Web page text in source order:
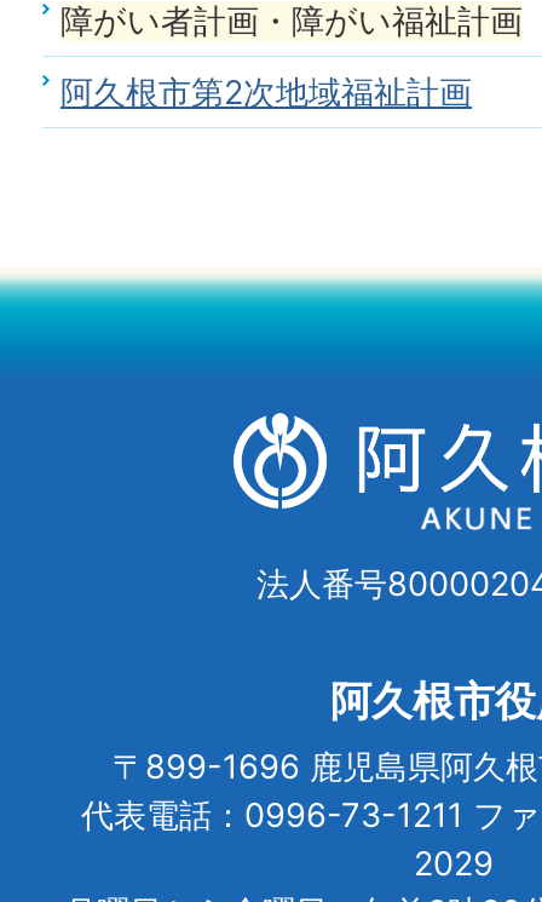
障がい者計画・障がい福祉計画
阿久根市第2次地域福祉計画
法人番号
阿久根市
〒899-1696 鹿児島県阿久
代表電話：0996-73-1211 フ
2029